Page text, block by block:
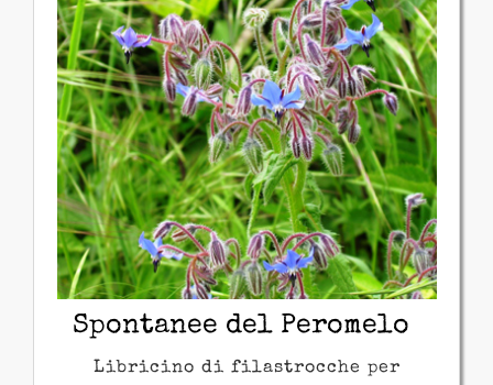
Spontanee del Peromelo
Libricino di filastrocche per
Spontanee del Peromelo
Impossibile memorizzare le
caratteristiche di ogni pianta?
Forse in rima è più facile!
Filastrocche dedicate alle più
famose e bistrattate infestanti.